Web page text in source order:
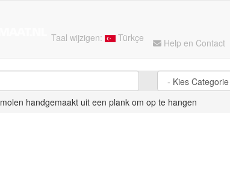
Taal wijzigen: Türkçe Help en Contact
molen handgemaakt uit een plank om op te hangen